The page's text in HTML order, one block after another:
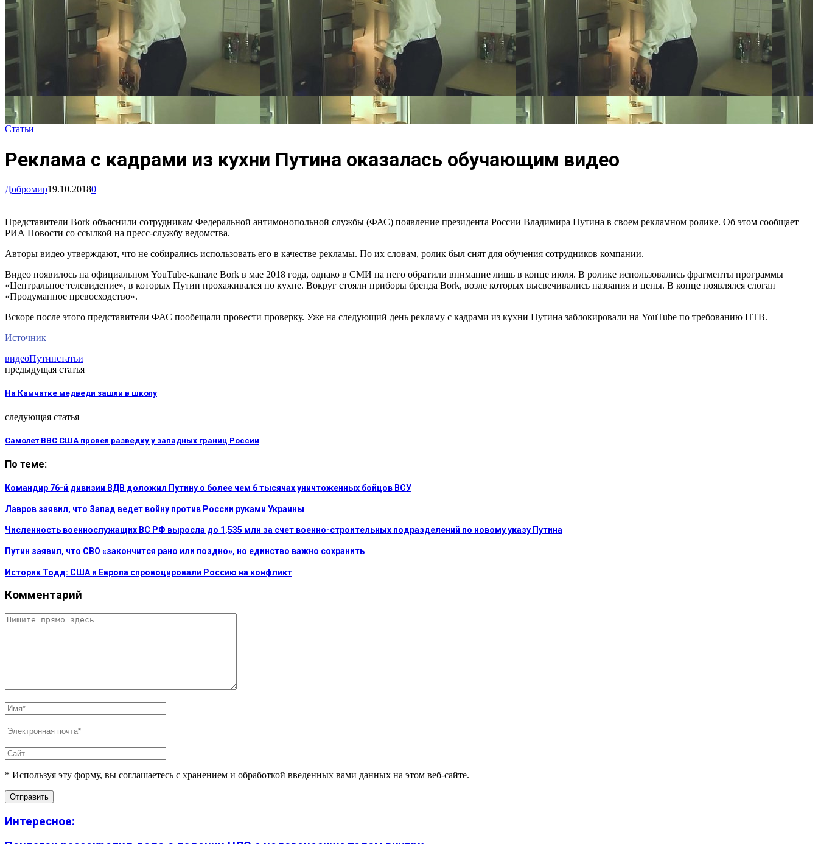
Статьи
Реклама с кадрами из кухни Путина оказалась обучающим видео
Добромир19.10.20180
Представители Bork объяснили сотрудникам Федеральной антимонопольной службы (ФАС) появление президента России Владимира Путина в своем рекламном ролике. Об этом сообщает
РИА Новости со ссылкой на пресс-службу ведомства.
Авторы видео утверждают, что не собирались использовать его в качестве рекламы. По их словам, ролик был снят для обучения сотрудников компании.
Видео появилось на официальном YouTube-канале Bork в мае 2018 года, однако в СМИ на него обратили внимание лишь в конце июля. В ролике использовались фрагменты программы
«Центральное телевидение», в которых Путин прохаживался по кухне. Вокруг стояли приборы бренда Bork, возле которых высвечивались названия и цены. В конце появлялся слоган
«Продуманное превосходство».
Вскоре после этого представители ФАС пообещали провести проверку. Уже на следующий день рекламу с кадрами из кухни Путина заблокировали на YouTube по требованию НТВ.
Источник
видеоПутинстатьи
предыдущая статья
На Камчатке медведи зашли в школу
следующая статья
Самолет ВВС США провел разведку у западных границ России
По теме:
Командир 76-й дивизии ВДВ доложил Путину о более чем 6 тысячах уничтоженных бойцов ВСУ
Лавров заявил, что Запад ведет войну против России руками Украины
Численность военнослужащих ВС РФ выросла до 1,535 млн за счет военно-строительных подразделений по новому указу Путина
Путин заявил, что СВО «закончится рано или поздно», но единство важно сохранить
Историк Тодд: США и Европа спровоцировали Россию на конфликт
Комментарий
* Используя эту форму, вы соглашаетесь с хранением и обработкой введенных вами данных на этом веб-сайте.
Интересное: